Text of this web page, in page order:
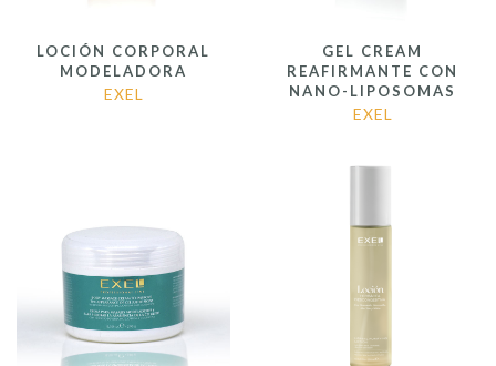
LOCIÓN CORPORAL
MODELADORA
EXEL
GEL CREAM
REAFIRMANTE CON
NANO-LIPOSOMAS
EXEL